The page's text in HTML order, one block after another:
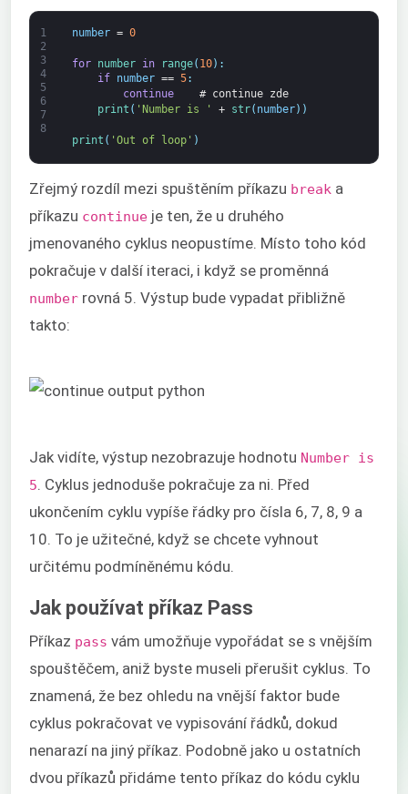
1
2
3
4
5
6
7
8
number = 0
for number in range( 10) :
if
number == 5:
continue
# continue zde
print ( 'Number is ' + str( number) )
print ( 'Out of loop' )
Zřejmý rozdíl mezi spuštěním příkazu break a
příkazu continue je ten, že u druhého
jmenovaného cyklus neopustíme. Místo toho kód
pokračuje v další iteraci, i když se proměnná
number rovná 5. Výstup bude vypadat přibližně
takto:
Jak vidíte, výstup nezobrazuje hodnotu Number is
5 . Cyklus jednoduše pokračuje za ni. Před
ukončením cyklu vypíše řádky pro čísla 6, 7, 8, 9 a
10. To je užitečné, když se chcete vyhnout
určitému podmíněnému kódu.
Jak používat příkaz Pass
Příkaz pass vám umožňuje vypořádat se s vnějším
spouštěčem, aniž byste museli přerušit cyklus. To
znamená, že bez ohledu na vnější faktor bude
cyklus pokračovat ve vypisování řádků, dokud
nenarazí na jiný příkaz. Podobně jako u ostatních
dvou příkazů přidáme tento příkaz do kódu cyklu